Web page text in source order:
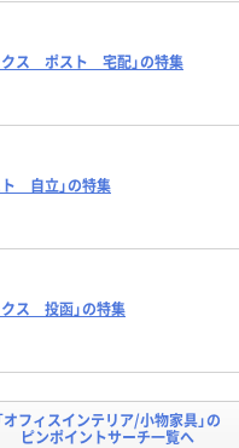
クス ポスト 宅配」の特集
ト 自立」の特集
クス 投函」の特集
オフィスインテリア/小物家具」の
ピンポイントサーチ一覧へ